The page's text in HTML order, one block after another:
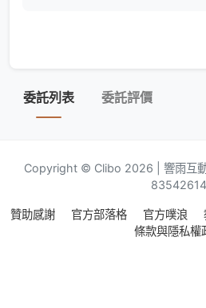
委託列表 委託評價
Copyright © Clibo 2026 | 響雨互動
83542614
贊助感謝 官方部落格 官方噗浪
條款與隱私權